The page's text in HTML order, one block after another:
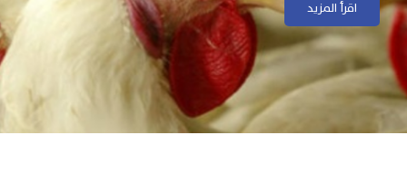
اقرأ المزيداقرأ المزيد